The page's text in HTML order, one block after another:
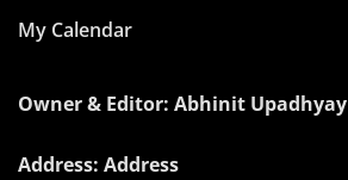
My Calendar
Owner & Editor: Abhinit Upadhyay
Address: Address